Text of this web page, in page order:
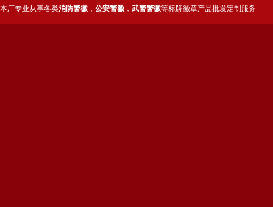
本厂专业从事各类消防警徽 ， 公安警徽 ， 武警警徽等标牌徽章产品批发定制服务